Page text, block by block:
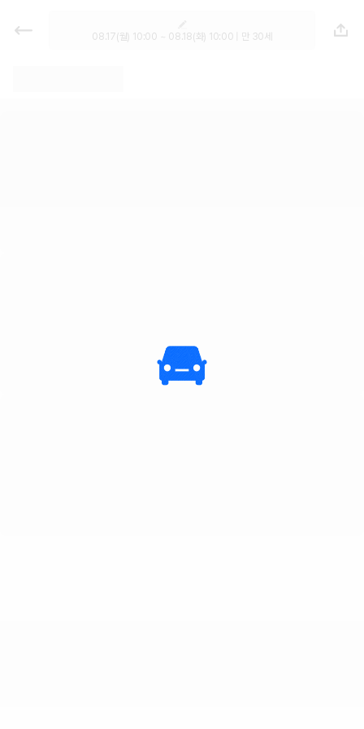
렌트카 - 대구 렌터카 가격비교, 최저
가 보장 1위 카모아
08.17(월) 10:00 ~ 08.18(화) 10:00 | 만 30세